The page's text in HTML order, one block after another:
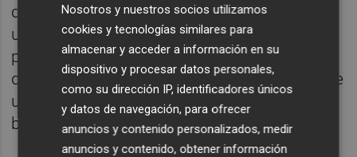
deseaba. Por cierto, con la colaboración de
un Javier Portillo que contactó
personalmente con Manuel Illueca para
dejarle clara la disposición a desembolsar de
una vez las sumas que se exigían por el
banco del Consell.
Nosotros y nuestros socios utilizamos
cookies y tecnologías similares para
almacenar y acceder a información en su
dispositivo y procesar datos personales,
como su dirección IP, identificadores únicos
y datos de navegación, para ofrecer
anuncios y contenido personalizados, medir
anuncios y contenido, obtener información